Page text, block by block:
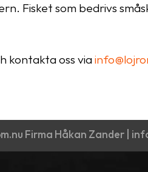
Fisket som bedrivs
kontakta oss via
Firma Håkan Zander |